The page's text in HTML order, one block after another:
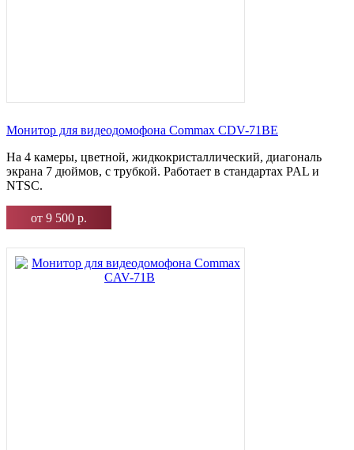
Монитор для видеодомофона Commax CDV-71BE
На 4 камеры, цветной, жидкокристаллический, диагональ
экрана 7 дюймов, с трубкой. Работает в стандартах PAL и
NTSC.
от 9 500 р.